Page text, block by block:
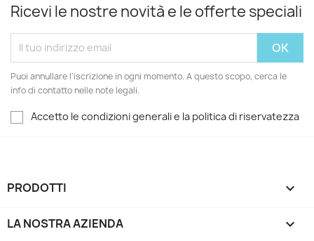
Ricevi le nostre novità e le offerte speciali
Puoi annullare l'iscrizione in ogni momento. A questo scopo, cerca le
info di contatto nelle note legali.
Accetto le condizioni generali e la politica di riservatezza
PRODOTTI 
LA NOSTRA AZIENDA 